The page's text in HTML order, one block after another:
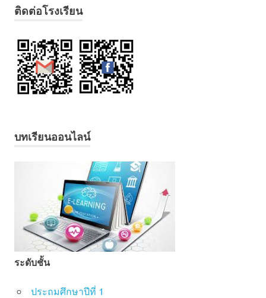
ติดต่อโรงเรียน
บทเรียนออนไลน์
ระดับชั้น
ประถมศึกษาปีที่ 1